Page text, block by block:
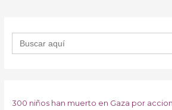
Buscar:
300 niños han muerto en Gaza por